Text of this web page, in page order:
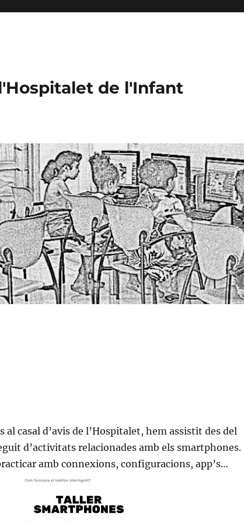
de l'Infant
al casal d’avis de l’Hospitalet, hem assistit des del
d’activitats relacionades amb els smartphones.
amb connexions, configuracions, app’s…